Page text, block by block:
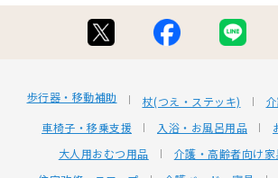
歩行器・移動補助 杖(つえ・ステッキ)
車椅子・移乗支援
入浴・お風呂用品
大人用おむつ用品
介護・高齢者向け家